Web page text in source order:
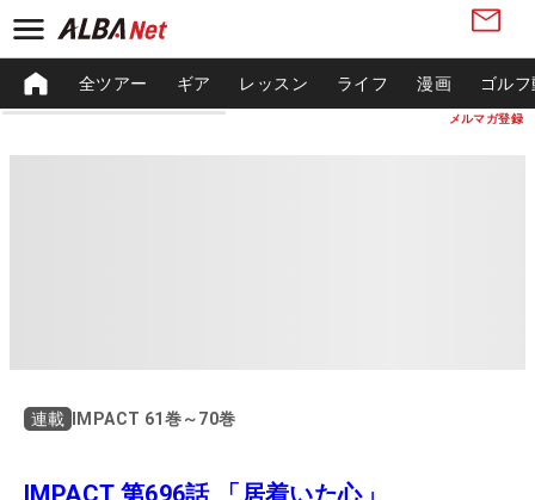
メルマガ登録
全ツアー ギア レッスン ライフ 漫画 ゴル
連載 IMPACT 61巻～70巻
IMPACT 第696話 「居着いた心」